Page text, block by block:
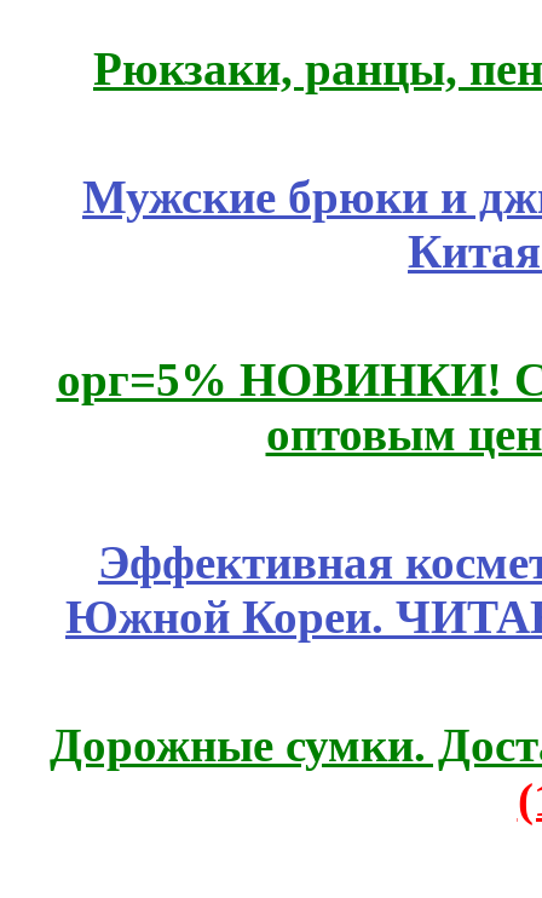
Рюкзаки, ранцы,
Мужские брюки и
орг=5% НОВИНКИ!
оптовым
Эффективная
Южной Кореи.
Дорожные сумки.